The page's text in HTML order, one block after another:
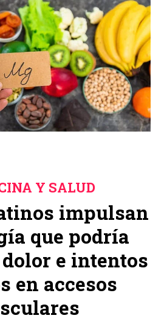
impulsan
que podría
e intentos
en accesos
Y SALUD